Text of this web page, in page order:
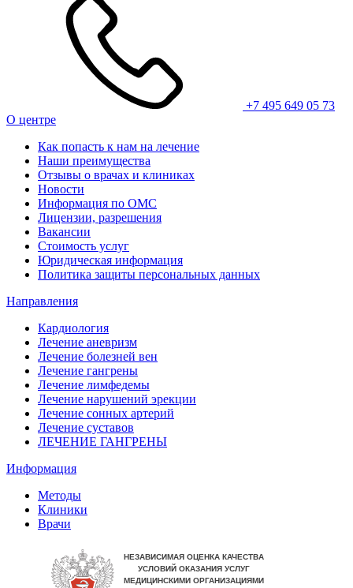
+7 495 649 05 73
О центре
Как попасть к нам на лечение
Наши преимущества
Отзывы о врачах и клиниках
Новости
Информация по ОМС
Лицензии, разрешения
Вакансии
Стоимость услуг
Юридическая информация
Политика защиты персональных данных
Направления
Кардиология
Лечение аневризм
Лечение болезней вен
Лечение гангрены
Лечение лимфедемы
Лечение нарушений эрекции
Лечение сонных артерий
Лечение суставов
ЛЕЧЕНИЕ ГАНГРЕНЫ
Информация
Методы
Клиники
Врачи